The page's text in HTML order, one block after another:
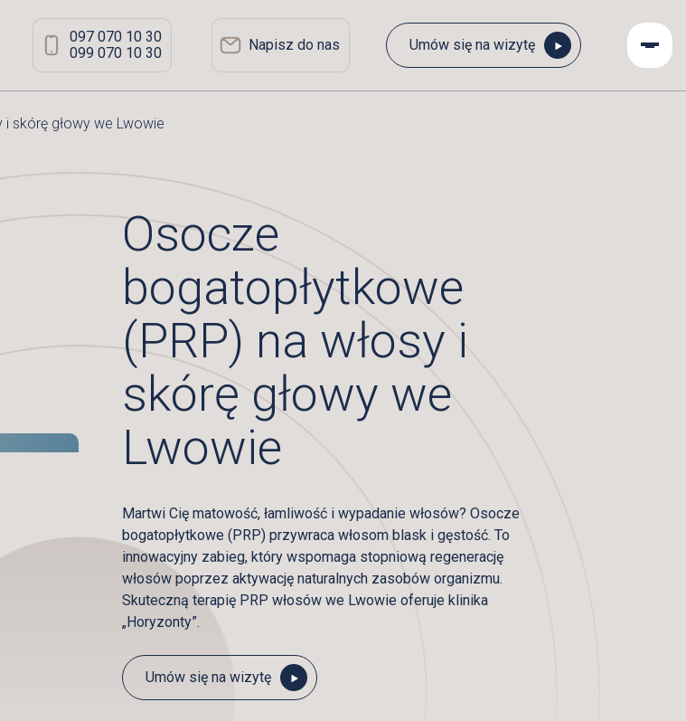
097 070 10 30
099 070 10 30
Napisz do nas Umów się na wizytę
skórę głowy we Lwowie
Osocze
bogatopłytkowe
(PRP) na włosy i
skórę głowy we
Lwowie
Martwi Cię matowość, łamliwość i wypadanie włosów? Osocze
bogatopłytkowe (PRP) przywraca włosom blask i gęstość. To
innowacyjny zabieg, który wspomaga stopniową regenerację
włosów poprzez aktywację naturalnych zasobów organizmu.
Skuteczną terapię PRP włosów we Lwowie oferuje klinika
„Horyzonty”.
Umów się na wizytę